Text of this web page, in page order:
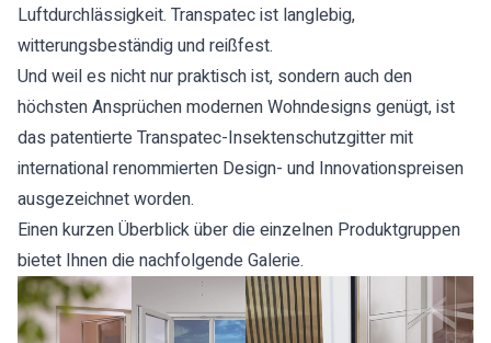
Luftdurchlässigkeit. Transpatec ist langlebig,
witterungsbeständig und reißfest.
Und weil es nicht nur praktisch ist, sondern auch den
höchsten Ansprüchen modernen Wohndesigns genügt, ist
das patentierte Transpatec-Insektenschutzgitter mit
international renommierten Design- und Innovationspreisen
ausgezeichnet worden.
Einen kurzen Überblick über die einzelnen Produktgruppen
bietet Ihnen die nachfolgende Galerie.